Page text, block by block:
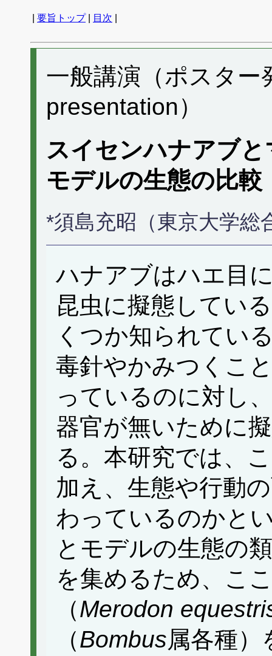
要旨トップ| 目次
一般講演（ポスタ
presentation）
スイセンハナアブ
モデルの生態の比較
*須島充昭（東京大学総
ハナアブはハエ目
昆虫に擬態してい
くつか知られてい
毒針やかみつくこ
っているのに対し
器官が無いために
る。本研究では、
加え、生態や行動
わっているのかと
とモデルの生態の
を集めるため、こ
（Merodon
（Bombus属各種）